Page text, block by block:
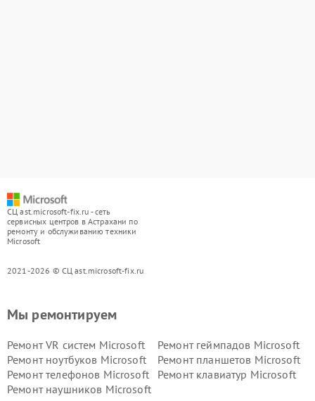
СЦ ast.microsoft-fix.ru - сеть
сервисных центров в Астрахани по
ремонту и обслуживанию техники
Microsoft
2021-2026 © СЦ ast.microsoft-fix.ru
Мы ремонтируем
Ремонт VR систем Microsoft
Ремонт геймпадов Microsoft
Ремонт ноутбуков Microsoft
Ремонт планшетов Microsoft
Ремонт телефонов Microsoft
Ремонт клавиатур Microsoft
Ремонт наушников Microsoft